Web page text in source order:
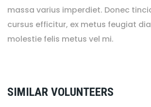
massa varius imperdiet. Donec
cursus efficitur, ex metus feugiat
molestie felis metus vel mi.
SIMILAR VOLUNTEERS